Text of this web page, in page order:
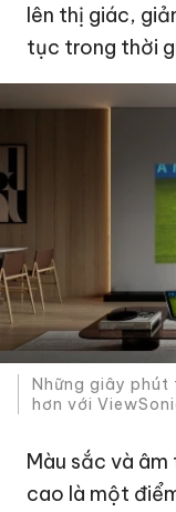
lên thị giác,
tục trong thời
Những giây
hơn với
Màu sắc và
cao là một